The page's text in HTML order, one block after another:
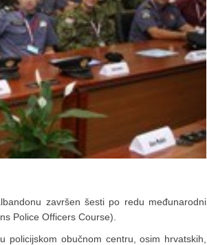
završen šesti po redu međunarodni
Police Officers Course).
obučnom centru, osim hrvatskih,